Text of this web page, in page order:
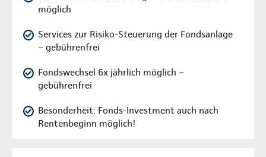
möglich
Services zur Risiko-Steuerung der Fondsanlage
– gebührenfrei
Fondswechsel 6x jährlich möglich –
gebührenfrei
Besonderheit: Fonds-Investment auch nach
Rentenbeginn möglich!